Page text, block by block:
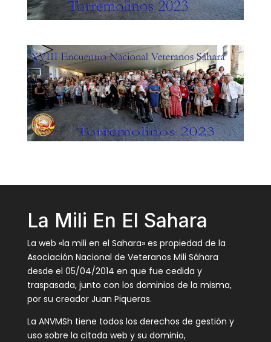
La Mili En El Sahara
La web «la mili en el Sahara» es propiedad de la
Asociación Nacional de Veteranos Mili Sáhara
desde el 05/04/2014 en que fue cedida y
traspasada, junto con los dominios de la misma,
por su creador Juan Piqueras.
La ANVMSh tiene todos los derechos de gestión y
uso sobre la citada web y su dominio,